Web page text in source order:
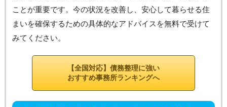
ことが重要です。今の状況を改善し、安心して暮らせる住
まいを確保するための具体的なアドバイスを無料で受けて
みてください。
【全国対応】債務整理に強い
おすすめ事務所ランキングへ